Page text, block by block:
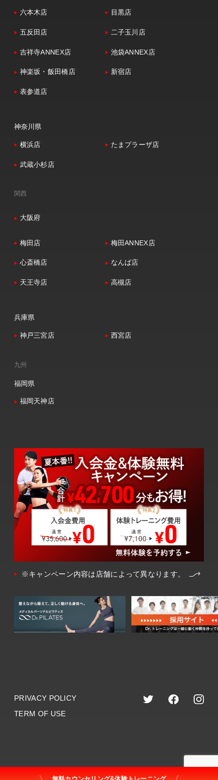
六本木店 目黒店
五反田店 二子玉川店
吉祥寺ANNEX店 池袋ANNEX店
神楽坂・飯田橋店 新宿店
表参道店
神奈川県
横浜店 たまプラーザ店
武蔵小杉店
関西
大阪府
梅田店 梅田ANNEX店
心斎橋店 なんば店
天王寺店 高槻店
兵庫県
神戸三宮店 西宮店
九州
福岡県
福岡天神店
※キャンペーン内容は店舗によって異なります。
PRIVACY POLICY
TERM OF USE